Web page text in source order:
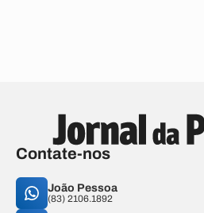
Contate-nos
João Pessoa
(83) 2106.1892